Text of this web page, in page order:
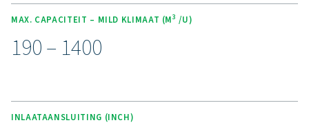
mogelijk, waardoor het ideaal is voor krappe
ECOBOX is ontworpen met het oog op gemak en is
te installeren en te onderhouden. Hij biedt een
kosteneffectieve oplossing voor het beheer van